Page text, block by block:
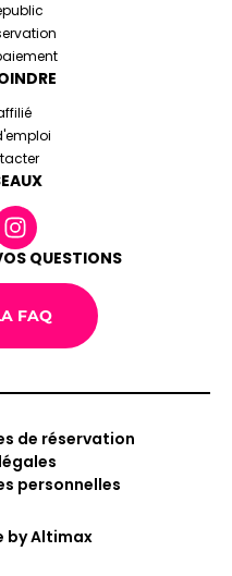
QUESTIONS
FAQ
de réservation
personnelles
byAltimax